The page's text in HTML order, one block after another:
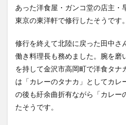
とチ
ピオ
レー
ぜコ
ラ
ボ？
4
カレ
あった洋食屋・ガンコ堂の店主・
東京の東洋軒で修行したそうです。
修行を終えて北陸に戻った田中さ
働き料理長も務めました。腕を磨
を持して金沢市高岡町で洋食タナ
は「カレーのタナカ」としてカレ
の後も紆余曲折有ながら「カレー
たそうです。